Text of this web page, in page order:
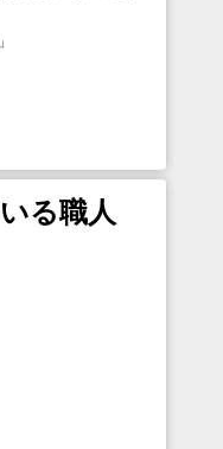
」
る職人